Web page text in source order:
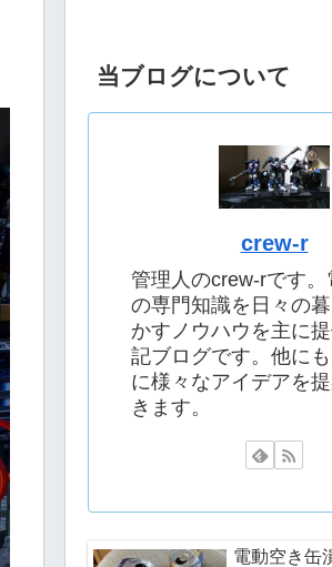
当ブログについて
crew-r
管理人のcrew-rです。
の専門知識を日々の
かすノウハウを主に
記ブログです。他に
に様々なアイデアを
きます。
電動空き缶